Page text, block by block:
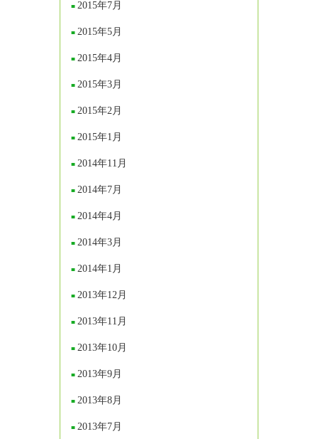
2015年7月
2015年5月
2015年4月
2015年3月
2015年2月
2015年1月
2014年11月
2014年7月
2014年4月
2014年3月
2014年1月
2013年12月
2013年11月
2013年10月
2013年9月
2013年8月
2013年7月